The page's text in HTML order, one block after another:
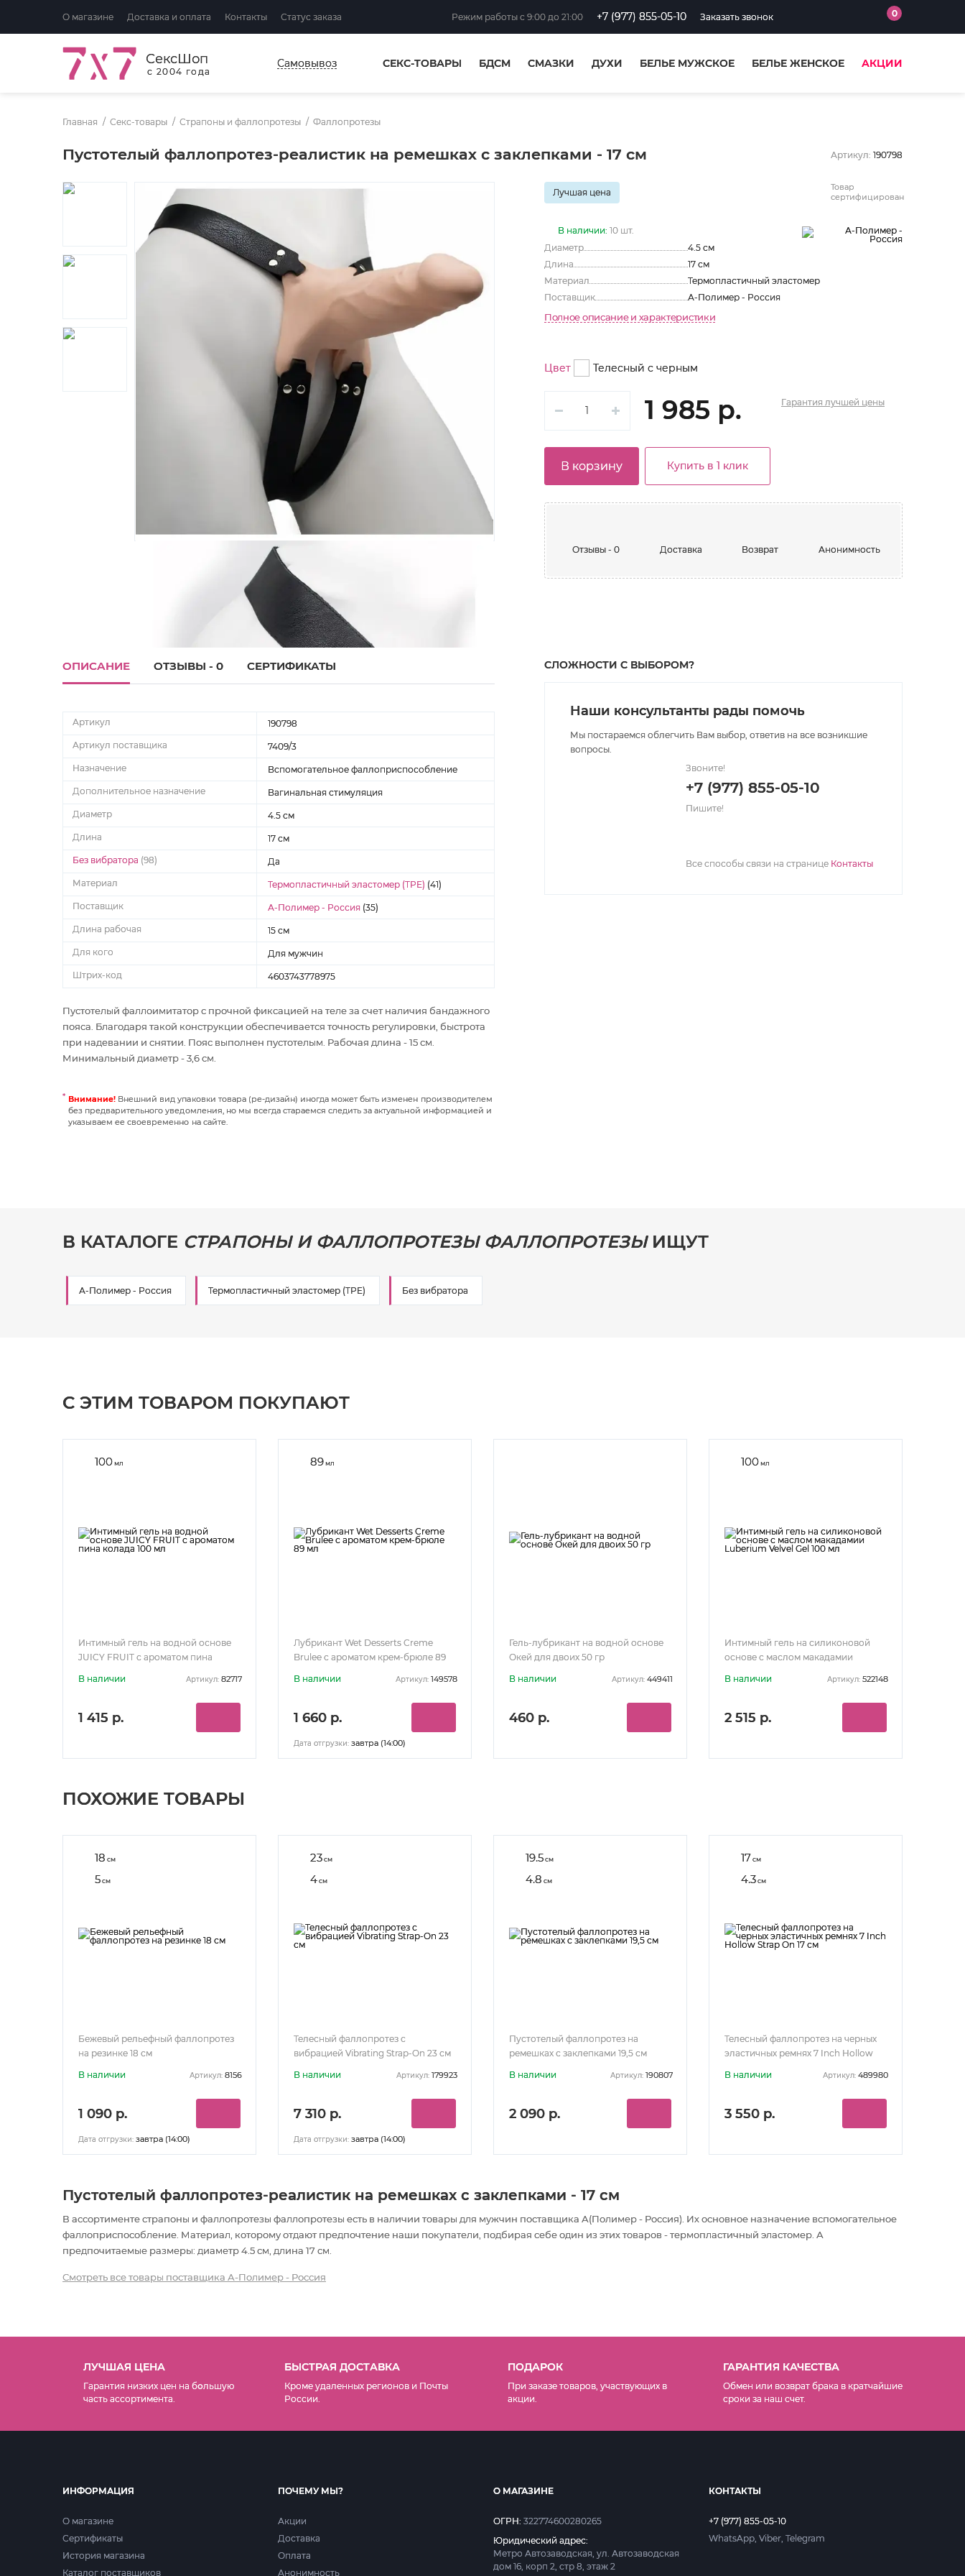
О магазине Доставка и оплата Контакты Статус заказа Режим работы с 9:00 до 21:00 +7 (977) 855-05-10 Заказать звонок 0
СексШоп
с 2004 года
Самовывоз СЕКС-ТОВАРЫ БДСМ СМАЗКИ ДУХИ БЕЛЬЕ МУЖСКОЕ БЕЛЬЕ ЖЕНСКОЕ АКЦИИ
Главная Секс-товары Страпоны и фаллопротезы Фаллопротезы
Пустотелый фаллопротез-реалистик на ремешках с заклепками - 17 см Артикул: 190798
Лучшая цена
В наличии: 10 шт.
Товар
сертифицирован
Диаметр
4.5 см
Длина
17 см
Материал
Термопластичный эластомер
Поставщик
А-Полимер - Россия
Полное описание и характеристики
Цвет Телесный с черным
Гарантия лучшей цены
1 985 р.
В корзину Купить в 1 клик
Отзывы - 0 Доставка Возврат Анонимность
ОПИСАНИЕ ОТЗЫВЫ - 0 СЕРТИФИКАТЫ
Артикул
190798
Артикул поставщика
7409/3
Назначение
Вспомогательное фаллоприспособление
Дополнительное назначение
Вагинальная стимуляция
Диаметр
4.5 см
Длина
17 см
Без вибратора (98)
Да
Материал
Термопластичный эластомер (TPE) (41)
Поставщик
А-Полимер - Россия (35)
Длина рабочая
15 см
Для кого
Для мужчин
Штрих-код
4603743778975
Пустотелый фаллоимитатор с прочной фиксацией на теле за счет наличия бандажного
пояса. Благодаря такой конструкции обеспечивается точность регулировки, быстрота
при надевании и снятии. Пояс выполнен пустотелым. Рабочая длина - 15 см.
Минимальный диаметр - 3,6 см.
Внимание! Внешний вид упаковки товара (ре-дизайн) иногда может быть изменен производителем
без предварительного уведомления, но мы всегда стараемся следить за актуальной информацией и
указываем ее своевременно на сайте.
СЛОЖНОСТИ С ВЫБОРОМ?
Наши консультанты рады помочь
Мы постараемся облегчить Вам выбор, ответив на все возникшие
вопросы.
Звоните!
+7 (977) 855-05-10
Пишите!
Все способы связи на странице Контакты
В КАТАЛОГЕ СТРАПОНЫ И ФАЛЛОПРОТЕЗЫ ФАЛЛОПРОТЕЗЫИЩУТ
А-Полимер - Россия Термопластичный эластомер (TPE) Без вибратора
С ЭТИМ ТОВАРОМ ПОКУПАЮТ
100мл
Интимный гель на водной основе
JUICY FRUIT с ароматом пина
В наличии Артикул: 82717
1 415 р.
89мл
Лубрикант Wet Desserts Creme
Brulee с ароматом крем-брюле 89
В наличии Артикул: 149578
1 660 р.
Дата отгрузки: завтра (14:00)
Гель-лубрикант на водной основе
Окей для двоих 50 гр
В наличии
Артикул: 449411
460 р.
100мл
Интимный гель на силиконовой
основе с маслом макадамии
В наличии Артикул: 522148
2 515 р.
ПОХОЖИЕ ТОВАРЫ
18 см
5см
Бежевый рельефный фаллопротез
на резинке 18 см
В наличии
Артикул: 8156
1 090 р.
Дата отгрузки: завтра (14:00)
23см
4см
Телесный фаллопротез с
вибрацией Vibrating Strap-On 23 см
В наличии
Артикул: 179923
7 310 р.
Дата отгрузки: завтра (14:00)
19.5см
4.8 см
Пустотелый фаллопротез на
ремешках с заклепками 19,5 см
В наличии
Артикул: 190807
2 090 р.
17см
4.3см
Телесный фаллопротез на черных
эластичных ремнях 7 Inch Hollow
В наличии Артикул: 489980
3 550 р.
Пустотелый фаллопротез-реалистик на ремешках с заклепками - 17 см
В ассортименте страпоны и фаллопротезы фаллопротезы есть в наличии товары для мужчин поставщика А(Полимер - Россия). Их основное назначение вспомогательное
фаллоприспособление . Материал, которому отдают предпочтение наши покупатели, подбирая себе один из этих товаров - термопластичный эластомер. А
предпочитаемые размеры: диаметр 4.5 см, длина 17 см.
Смотреть все товары поставщика А-Полимер - Россия
ЛУЧШАЯ ЦЕНА
Гарантия низких цен на большую
часть ассортимента.
БЫСТРАЯ ДОСТАВКА
Кроме удаленных регионов и Почты
России.
ПОДАРОК
При заказе товаров, участвующих в
акции.
ГАРАНТИЯ КАЧЕСТВА
Обмен или возврат брака в кратчайшие
сроки за наш счет.
ИНФОРМАЦИЯ
О магазине
Сертификаты
История магазина
Каталог поставщиков
ПОЧЕМУ МЫ?
Акции
Доставка
Оплата
Анонимность
О МАГАЗИНЕ
ОГРН: 322774600280265
Юридический адрес:
Метро Автозаводская, ул. Автозаводская
дом 16, корп 2, стр 8, этаж 2
КОНТАКТЫ
+7 (977) 855-05-10
WhatsApp, Viber, Telegram